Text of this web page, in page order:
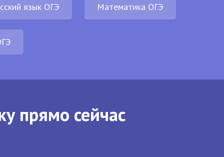
язык ОГЭ Математика ОГЭ
прямо сейчас